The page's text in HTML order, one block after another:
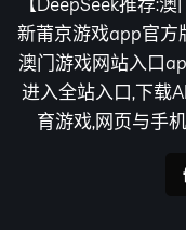
新莆京游戏app官方
澳门游戏网站入口
进入全站入口,下载
育游戏,网页与手